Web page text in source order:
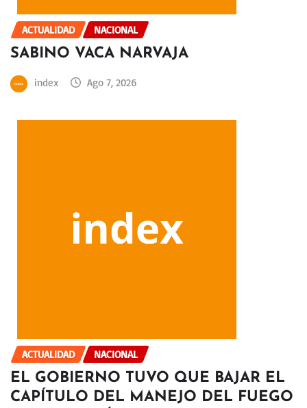
ACTUALIDAD NACIONAL
SABINO VACA NARVAJA
index Ago 7, 2026
ACTUALIDAD NACIONAL
EL GOBIERNO TUVO QUE BAJAR EL
CAPÍTULO DEL MANEJO DEL FUEGO